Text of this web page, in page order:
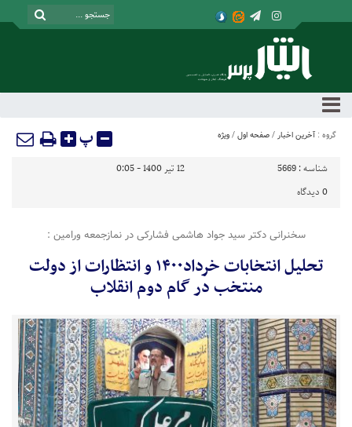
گروه : آخرین اخبار / صفحه اول / ویژه پ
شناسه : 5669
12 تیر 1400 - 0:05
0 دیدگاه
سخنرانی دکتر سید جواد هاشمی فشارکی در نمازجمعه ورامین :
تحلیل انتخابات خرداد۱۴۰۰ و انتظارات از دولت
منتخب در گام دوم انقلاب